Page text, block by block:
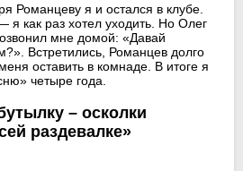
Романцеву я и остался в клубе.
я как раз хотел уходить. Но Олег
мне домой: «Давай
Встретились, Романцев долго
оставить в комнаде. В итоге я
четыре года.
– осколки
раздевалке»